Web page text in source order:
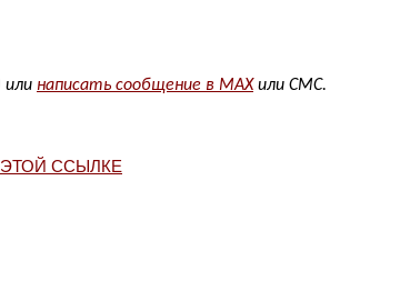
или написать сообщение в MAX или СМС.
ССЫЛКЕ